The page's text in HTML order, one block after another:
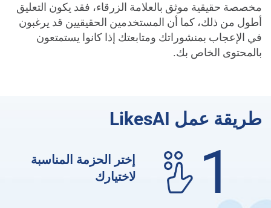
مخصصة حقيقية موثق بالعلامة الزرقاء، فقد يكون التعليق
أطول من ذلك، كما أن المستخدمين الحقيقيين قد يرغبون
في الإعجاب بمنشوراتك ومتابعتك إذا كانوا يستمتعون
بالمحتوى الخاص بك.
طريقة عمل LikesAI
1
إختر الحزمة المناسبة
لاختيارك